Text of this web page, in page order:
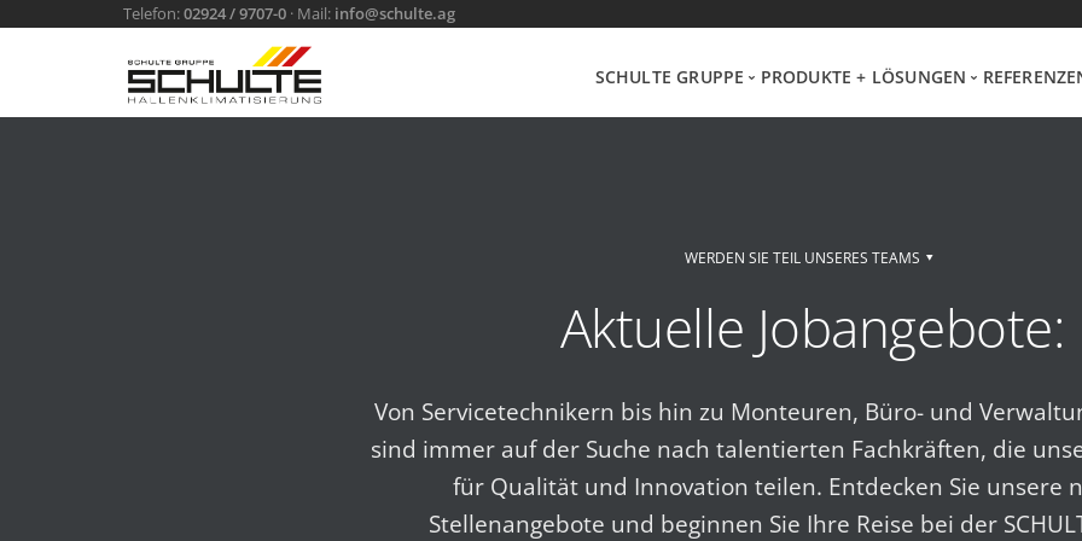
Telefon:02924 / 9707-0 · Mail: info@schulte.ag
SCHULTE GRUPPE
Karriereportal
Downloads
PRODUKTE + LÖSUNGEN
TECHNIK
WERDEN SIE TEIL UNSERES TEAMS
Aktuelle Jobangebote:
Von Servicetechnikern bis hin zu Monteuren, Büro- und
sind immer auf der Suche nach talentierten Fachkräften, die
für Qualität und Innovation teilen. Entdecken Sie unsere
Stellenangebote und beginnen Sie Ihre Reise bei der